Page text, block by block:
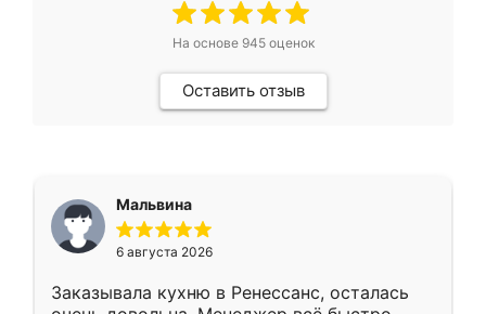
На основе 945оценок
Оставить отзыв
Мальвина
6 августа 2026
Заказывала кухню в Ренессанс, осталась